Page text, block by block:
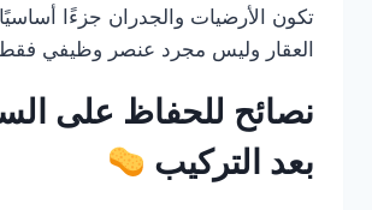
تكون الأرضيات والجدران جزءًا
العقار وليس مجرد عنصر وظيفي
نصائح للحفاظ على
بعد التركيب